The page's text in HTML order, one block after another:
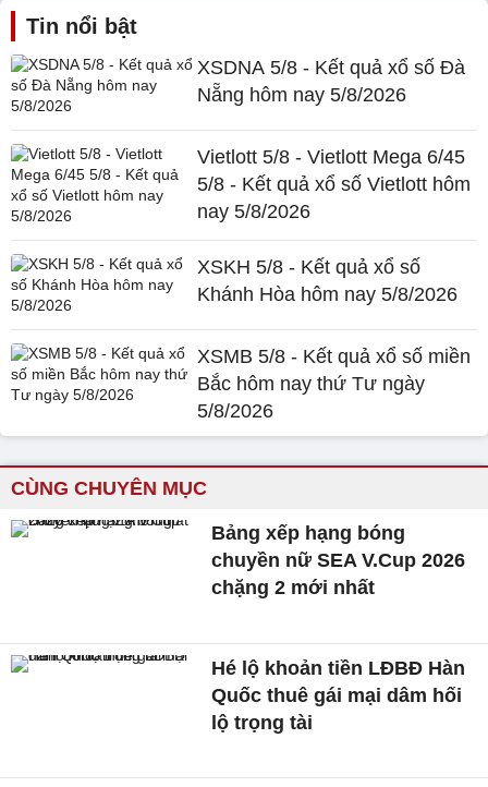
Tin nổi bật
XSDNA 5/8 - Kết quả xổ số Đà
Nẵng hôm nay 5/8/2026
Vietlott 5/8 - Vietlott Mega 6/45
5/8 - Kết quả xổ số Vietlott hôm
nay 5/8/2026
XSKH 5/8 - Kết quả xổ số
Khánh Hòa hôm nay 5/8/2026
XSMB 5/8 - Kết quả xổ số miền
Bắc hôm nay thứ Tư ngày
5/8/2026
CÙNG CHUYÊN MỤC
Bảng xếp hạng bóng
chuyền nữ SEA V.Cup 2026
chặng 2 mới nhất
Hé lộ khoản tiền LĐBĐ Hàn
Quốc thuê gái mại dâm hối
lộ trọng tài